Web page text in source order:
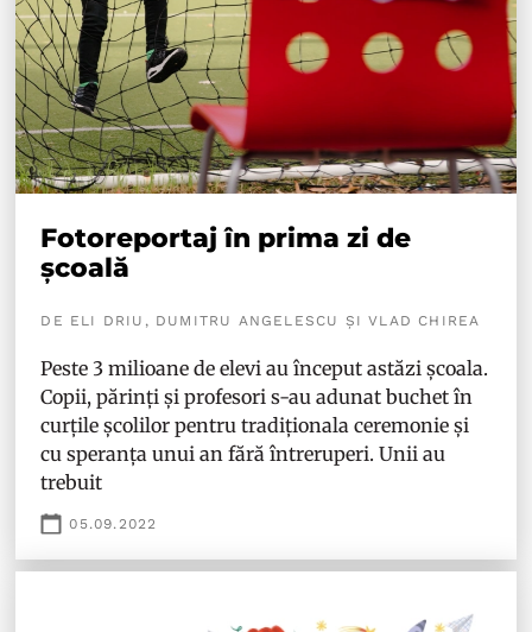
Fotoreportaj în prima zi de
școală
DE ELI DRIU, DUMITRU ANGELESCU ȘI VLAD CHIREA
Peste 3 milioane de elevi au început astăzi școala.
Copii, părinți și profesori s-au adunat buchet în
curțile școlilor pentru tradiționala ceremonie și
cu speranța unui an fără întreruperi. Unii au
trebuit
05.09.2022